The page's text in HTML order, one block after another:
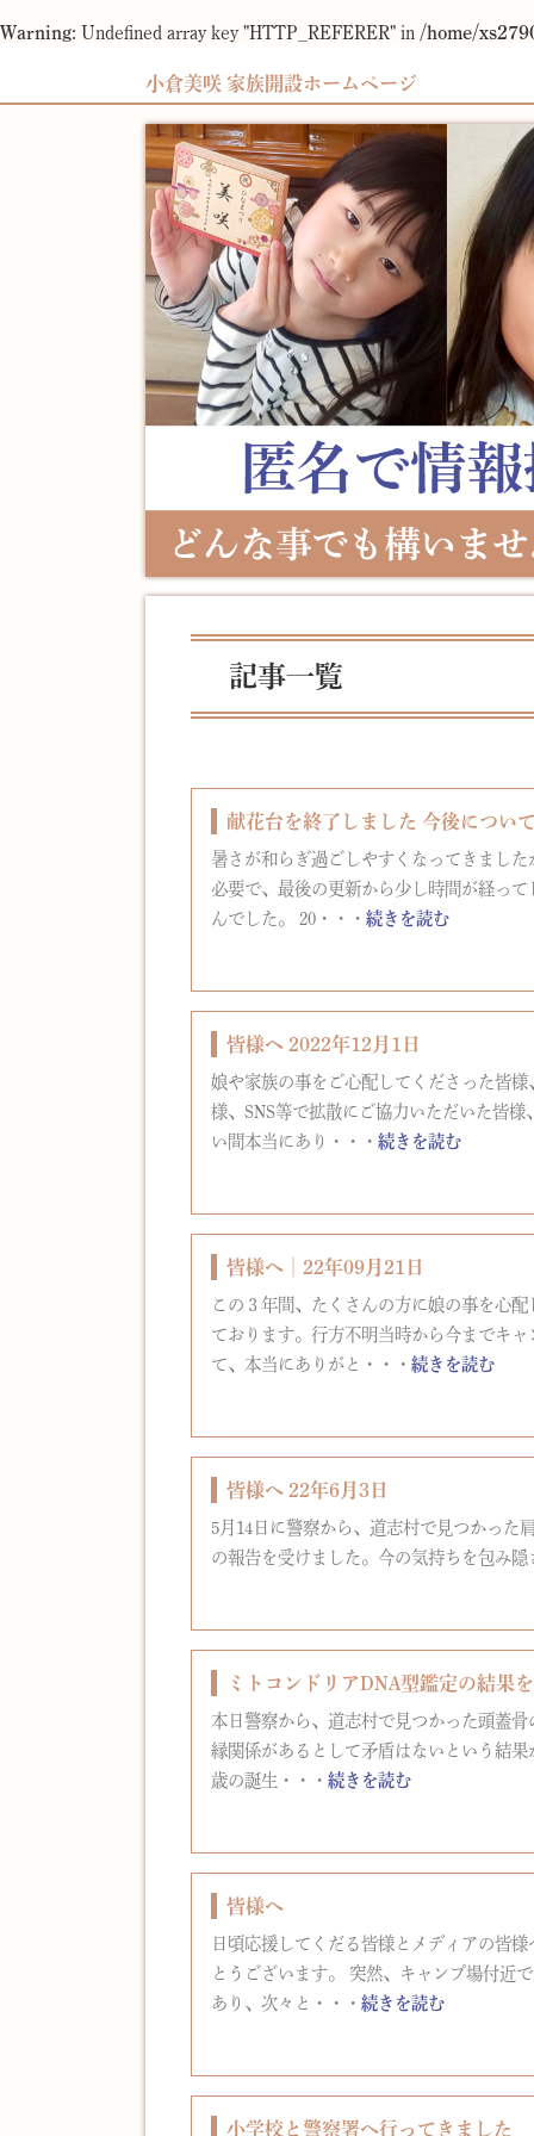
Warning: Undefined array key "HTTP_REFERER" in /home/
小倉美咲 家族開設ホームページ
記事一覧
献花台を終了しました 今後につい
暑さが和らぎ過ごしやすくなってきまし
必要で、最後の更新から少し時間が経っ
んでした。 20・・・ 続きを読む
皆様へ 2022年12月1日
娘や家族の事をご心配してくださった皆
様、SNS等で拡散にご協力いただいた皆
い間本当にあり・・・ 続きを読む
皆様へ│22年09月21日
この３年間、たくさんの方に娘の事を心
ております。行方不明当時から今までキ
て、本当にありがと・・・ 続きを読む
皆様へ 22年6月3日
5月14日に警察から、道志村で見つかった
の報告を受けました。今の気持ちを包み
ミトコンドリアDNA型鑑定の結果
本日警察から、道志村で見つかった頭蓋
縁関係があるとして矛盾はないという結
歳の誕生・・・ 続きを読む
皆様へ
日頃応援してくだる皆様とメディアの皆
とうございます。 突然、キャンプ場付近
あり、次々と・・・ 続きを読む
小学校と警察署へ行ってきました